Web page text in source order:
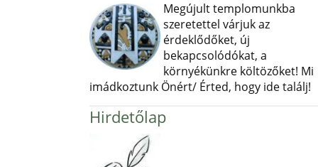
Megújult templomunkba
szeretettel várjuk az
érdeklődőket, új
bekapcsolódókat, a
környékünkre költözőket! Mi
imádkoztunk Önért/ Érted, hogy ide találj!
Hirdetőlap